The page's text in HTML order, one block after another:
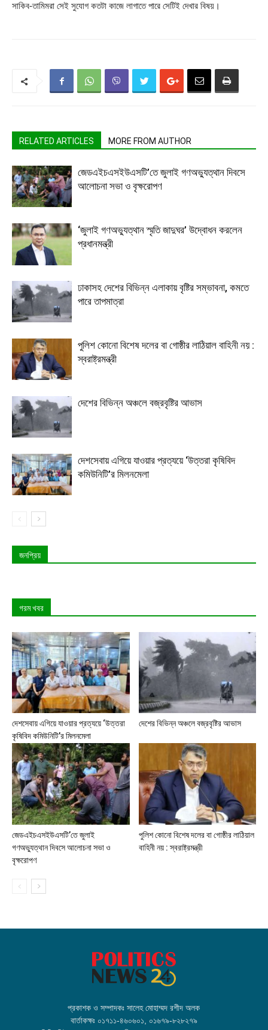
সাকিব-তামিমরা সেই সুযোগ কতটা কাজে লাগাতে পারে সেটিই দেখার বিষয়।
RELATED ARTICLES MORE FROM AUTHOR
জেডএইচএসইউএসটি’তে জুলাই গণঅভ্যুত্থান দিবসে
আলোচনা সভা ও বৃক্ষরোপণ
‘জুলাই গণঅভ্যুত্থান স্মৃতি জাদুঘর’ উদ্বোধন করলেন
প্রধানমন্ত্রী
ঢাকাসহ দেশের বিভিন্ন এলাকায় বৃষ্টির সম্ভাবনা, কমতে
পারে তাপমাত্রা
পুলিশ কোনো বিশেষ দলের বা গোষ্ঠীর লাঠিয়াল বাহিনী নয় :
স্বরাষ্ট্রমন্ত্রী
দেশের বিভিন্ন অঞ্চলে বজ্রবৃষ্টির আভাস
দেশসেবায় এগিয়ে যাওয়ার প্রত্যয়ে ‘উত্তরা কৃষিবিদ
কমিউনিটি’র মিলনমেলা
জনপ্রিয়
গরম খবর
দেশসেবায় এগিয়ে যাওয়ার প্রত্যয়ে ‘উত্তরা
কৃষিবিদ কমিউনিটি’র মিলনমেলা
দেশের বিভিন্ন অঞ্চলে বজ্রবৃষ্টির আভাস
জেডএইচএসইউএসটি’তে জুলাই
গণঅভ্যুত্থান দিবসে আলোচনা সভা ও
বৃক্ষরোপণ
পুলিশ কোনো বিশেষ দলের বা গোষ্ঠীর লাঠিয়াল
বাহিনী নয় : স্বরাষ্ট্রমন্ত্রী
প্রকাশক ও সম্পাদকঃ সালেহ মোহাম্মদ রশীদ অলক
বার্তাকক্ষঃ ০১৭১১-৪৬০৬০১, ০১৬৭৯-৮২৮২৭৯